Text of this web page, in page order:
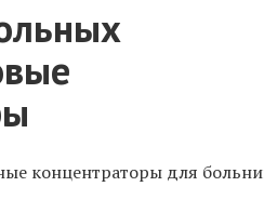
концентраторы для